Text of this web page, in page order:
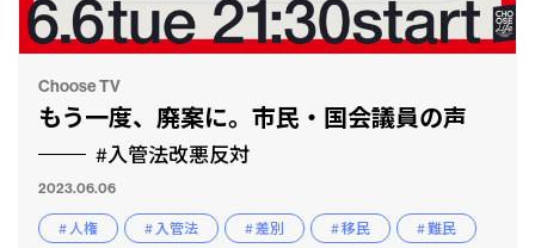
Choose TV
もう一度、廃案に。市民・国会議員の声
#入管法改悪反対
2023.06.06
# 人権 # 入管法 # 差別 # 移民 # 難民